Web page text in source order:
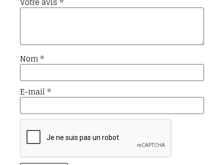
Nom*
E-mail*